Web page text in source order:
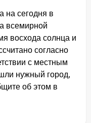
на сегодня в
всемирной
восхода солнца и
согласно
с местным
нужный город,
об этом в